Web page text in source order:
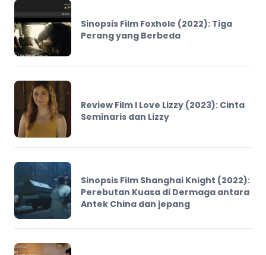
Sinopsis Film Foxhole (2022): Tiga
Perang yang Berbeda
Review Film I Love Lizzy (2023): Cinta
Seminaris dan Lizzy
Sinopsis Film Shanghai Knight (2022):
Perebutan Kuasa di Dermaga antara
Antek China dan jepang